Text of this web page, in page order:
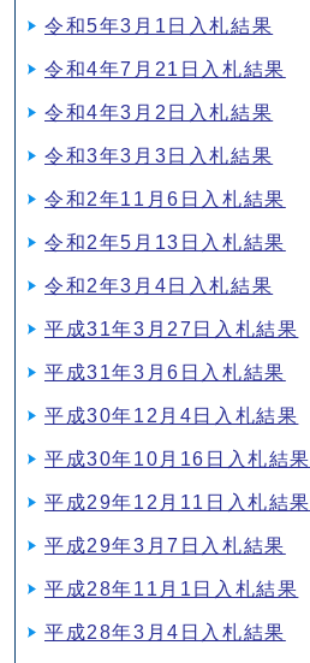
令和5年3月1日入札結果
令和4年7月21日入札結果
令和4年3月2日入札結果
令和3年3月3日入札結果
令和2年11月6日入札結果
令和2年5月13日入札結果
令和2年3月4日入札結果
平成31年3月27日入札結果
平成31年3月6日入札結果
平成30年12月4日入札結果
平成30年10月16日入札結果
平成29年12月11日入札結果
平成29年3月7日入札結果
平成28年11月1日入札結果
平成28年3月4日入札結果